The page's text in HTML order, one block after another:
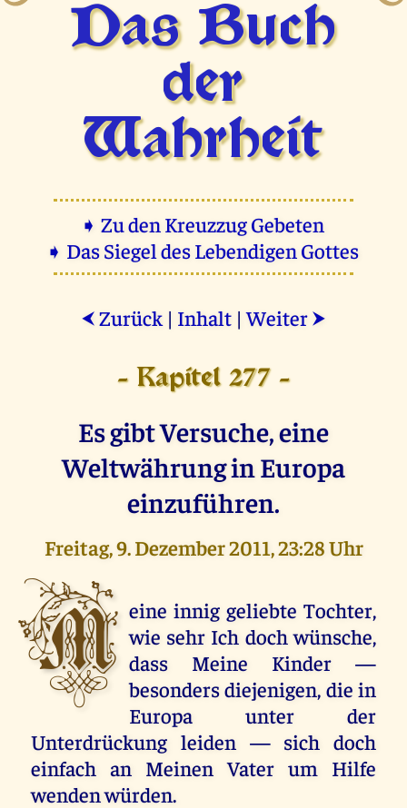
Das Buch
der
Wahrheit
➧ Zu den Kreuzzug Gebeten
➧ Das Siegel des Lebendigen Gottes
⮜ Zurück | Inhalt |Weiter ⮞
- Kapitel 277 -
Es gibt Versuche, eine
Weltwährung in Europa
einzuführen.
Freitag, 9. Dezember 2011, 23:28 Uhr
M eine innig geliebte Tochter,
wie sehr Ich doch wünsche,
dass Meine Kinder —
besonders diejenigen, die in
Europa unter der
Unterdrückung leiden — sich doch
einfach an Meinen Vater um Hilfe
wenden würden.